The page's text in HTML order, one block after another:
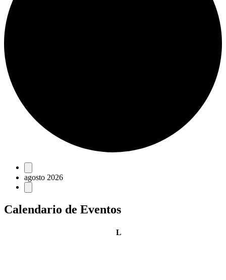
Eventos
agosto 2026
Calendario de Eventos
Llunes